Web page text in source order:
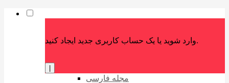
وارد شوید یا یک حساب کاربری جدید ایجاد کنید.
مجله فارسی